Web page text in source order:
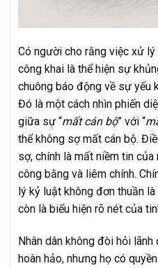
Có người cho rằng việc xử
công khai là thể hiện sự
chuông báo động về sự yếu
Đó là một cách nhìn phiến
giữa sự “mất cán bộ” với “
thể không sợ mất cán bộ.
sợ, chính là mất niềm tin
công bằng và liêm chính.
lý kỷ luật không đơn thuần
còn là biểu hiện rõ nét của
Nhân dân không đòi hỏi
hoàn hảo, nhưng họ có